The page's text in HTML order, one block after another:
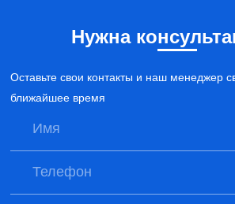
Нужна
Оставьте свои контакты и наш менеджер
ближайшее время